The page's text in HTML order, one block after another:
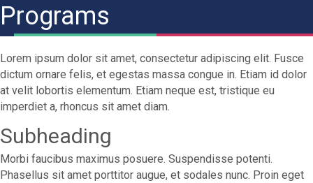
Programs
Lorem ipsum dolor sit amet, consectetur adipiscing elit. Fusce
dictum ornare felis, et egestas massa congue in. Etiam id dolor
at velit lobortis elementum. Etiam neque est, tristique eu
imperdiet a, rhoncus sit amet diam.
Subheading
Morbi faucibus maximus posuere. Suspendisse potenti.
Phasellus sit amet porttitor augue, et sodales nunc. Proin eget